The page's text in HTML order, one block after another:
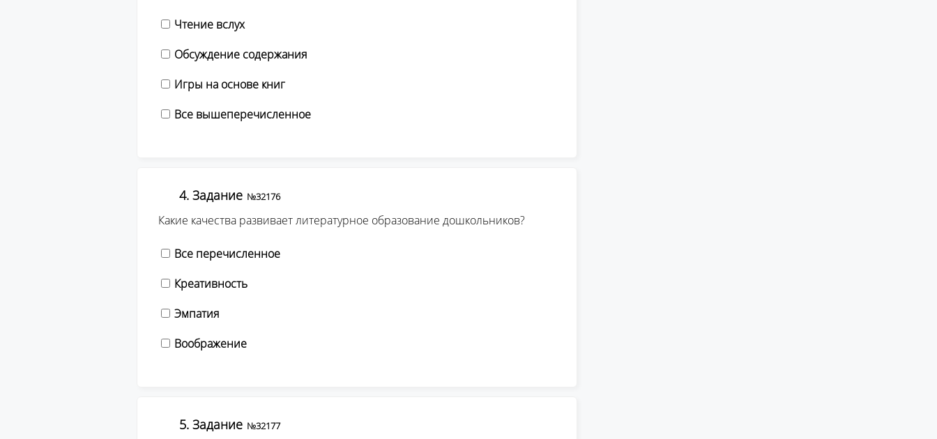
Чтение вслух
Обсуждение содержания
Игры на основе книг
Все вышеперечисленное
4. Задание №32176
Какие качества развивает литературное образование дошкольников?
Все перечисленное
Креативность
Эмпатия
Воображение
5. Задание №32177